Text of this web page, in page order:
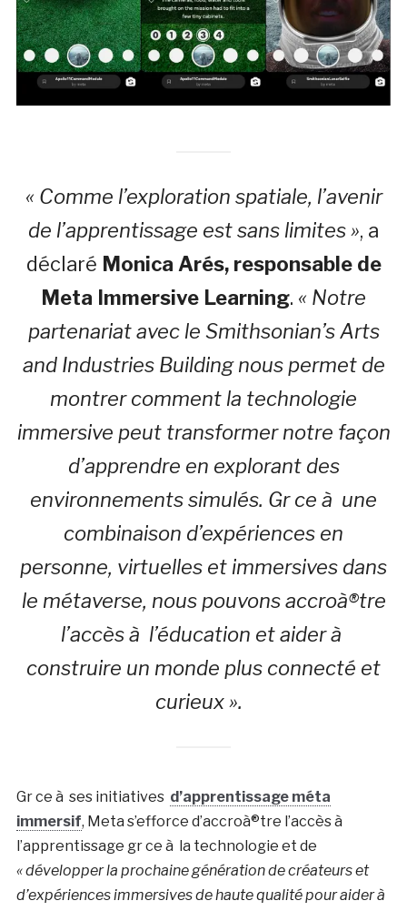
« Comme l’exploration spatiale, l’avenir
de l’apprentissage est sans limites », a
déclaré Monica Arés, responsable de
Meta Immersive Learning. « Notre
partenariat avec le Smithsonian’s Arts
and Industries Building nous permet de
montrer comment la technologie
immersive peut transformer notre façon
d’apprendre en explorant des
environnements simulés. Gr ce à une
combinaison d’expériences en
personne, virtuelles et immersives dans
le métaverse, nous pouvons accroà®tre
l’accès à l’éducation et aider à
construire un monde plus connecté et
curieux ».
Gr ce à ses initiatives d’apprentissage méta
immersif, Meta s’efforce d’accroà®tre l’accès à
l’apprentissage gr ce à la technologie et de
« développer la prochaine génération de créateurs et
d’expériences immersives de haute qualité pour aider à